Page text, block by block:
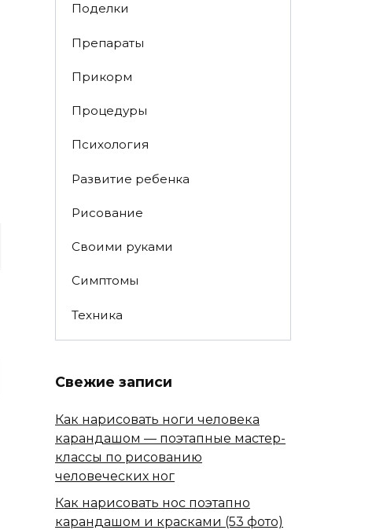
Поделки
Препараты
Прикорм
Процедуры
Психология
Развитие ребенка
Рисование
Своими руками
Симптомы
Техника
Свежие записи
Как нарисовать ноги человека
карандашом — поэтапные мастер-
классы по рисованию
человеческих ног
Как нарисовать нос поэтапно
карандашом и красками (53 фото)